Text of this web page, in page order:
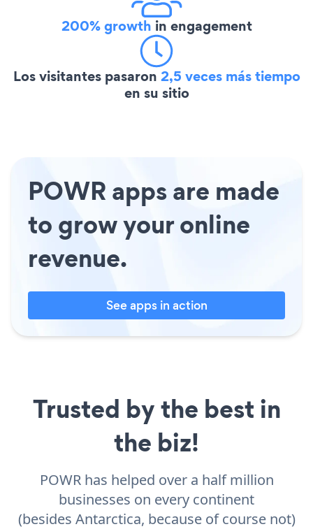
200% growth in engagement
Los visitantes pasaron 2,5 veces más tiempo
en su sitio
POWR apps are made
to grow your online
revenue.
See apps in action
Trusted by the best in
the biz!
POWR has helped over a half million
businesses on every continent
(besides Antarctica, because of course not)